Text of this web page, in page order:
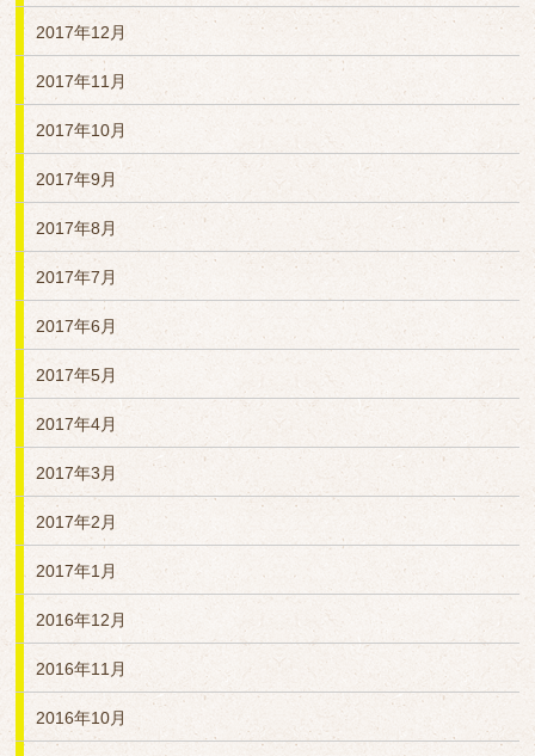
2017年12月
2017年11月
2017年10月
2017年9月
2017年8月
2017年7月
2017年6月
2017年5月
2017年4月
2017年3月
2017年2月
2017年1月
2016年12月
2016年11月
2016年10月